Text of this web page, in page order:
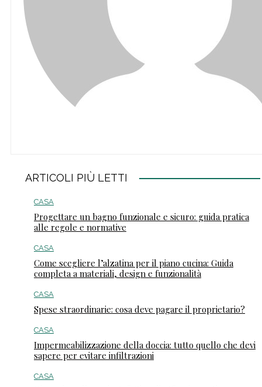
ARTICOLI PIÙ LETTI
CASA
Progettare un bagno funzionale e sicuro: guida pratica
alle regole e normative
CASA
Come scegliere l’alzatina per il piano cucina: Guida
completa a materiali, design e funzionalità
CASA
Spese straordinarie: cosa deve pagare il proprietario?
CASA
Impermeabilizzazione della doccia: tutto quello che devi
sapere per evitare infiltrazioni
CASA